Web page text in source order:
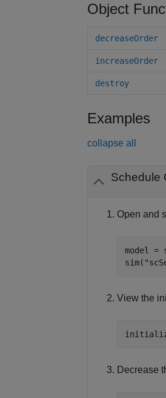
Object
decreaseOrder
increaseOrder
destroy
Examples
collapse all
Schedule
Open and
model =
sim(
View the
Decrease